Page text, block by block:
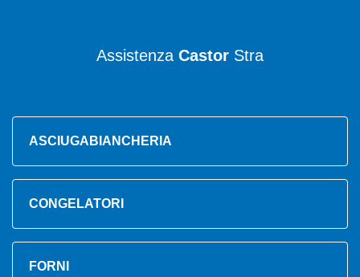
Assistenza Castor Stra
ASCIUGABIANCHERIA
CONGELATORI
FORNI